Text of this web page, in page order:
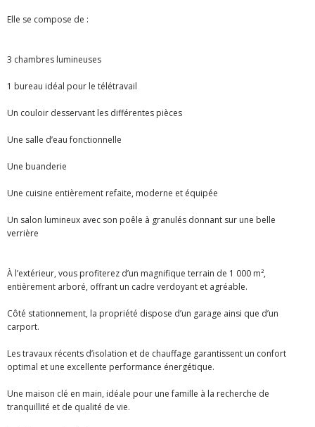
Elle se compose de :
3 chambres lumineuses
1 bureau idéal pour le télétravail
Un couloir desservant les différentes pièces
Une salle d’eau fonctionnelle
Une buanderie
Une cuisine entièrement refaite, moderne et équipée
Un salon lumineux avec son poêle à granulés donnant sur une belle
verrière
À l’extérieur, vous profiterez d’un magnifique terrain de 1 000 m²,
entièrement arboré, offrant un cadre verdoyant et agréable.
Côté stationnement, la propriété dispose d’un garage ainsi que d’un
carport.
Les travaux récents d’isolation et de chauffage garantissent un confort
optimal et une excellente performance énergétique.
Une maison clé en main, idéale pour une famille à la recherche de
tranquillité et de qualité de vie.